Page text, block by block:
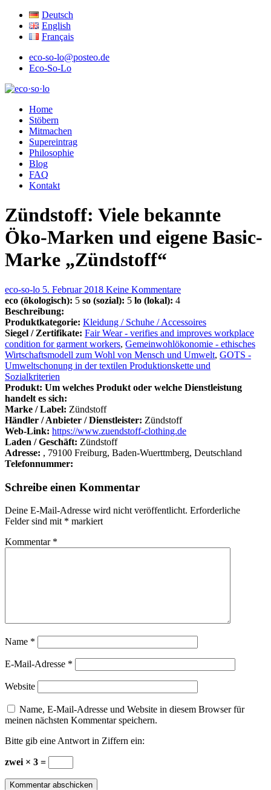
Deutsch
English
Français
eco-so-lo@posteo.de
Eco-So-Lo
eco·so·lo
Home
Stöbern
Mitmachen
Supereintrag
Philosophie
Blog
FAQ
Kontakt
Zündstoff: Viele bekannte
Öko-Marken und eigene Basic-
Marke „Zündstoff“
eco-so-lo 5. Februar 2018 Keine Kommentare
eco (ökologisch): 5 so (sozial): 5 lo (lokal): 4
Beschreibung:
Produktkategorie: Kleidung / Schuhe / Accessoires
Siegel / Zertifikate: Fair Wear - verifies and improves workplace
condition for garment workers, Gemeinwohlökonomie - ethisches
Wirtschaftsmodell zum Wohl von Mensch und Umwelt, GOTS -
Umweltschonung in der textilen Produktionskette und
Sozialkriterien
Produkt: Um welches Produkt oder welche Dienstleistung
handelt es sich:
Marke / Label: Zündstoff
Händler / Anbieter / Dienstleister: Zündstoff
Web-Link: https://www.zuendstoff-clothing.de
Laden / Geschäft: Zündstoff
Adresse: , 79100 Freiburg, Baden-Wuerttmberg, Deutschland
Telefonnummer:
Schreibe einen Kommentar
Deine E-Mail-Adresse wird nicht veröffentlicht. Erforderliche
Felder sind mit * markiert
Kommentar *
Name *
E-Mail-Adresse *
Website
Name, E-Mail-Adresse und Website in diesem Browser für
meinen nächsten Kommentar speichern.
Bitte gib eine Antwort in Ziffern ein:
zwei × 3 =